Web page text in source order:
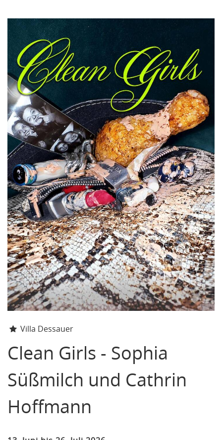
Villa Dessauer
Clean Girls - Sophia
Süßmilch und Cathrin
Hoffmann